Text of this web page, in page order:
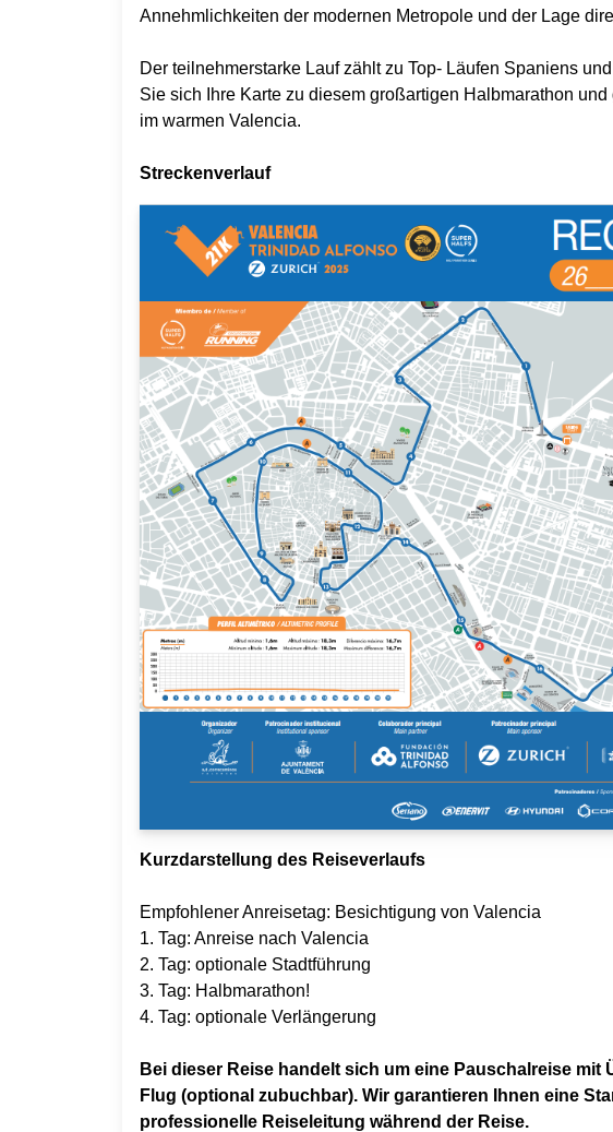
Annehmlichkeiten der modernen Metropole und der Lage
Der teilnehmerstarke Lauf zählt zu Top- Läufen Spaniens
Sie sich Ihre Karte zu diesem großartigen Halbmarathon
im warmen Valencia.
Streckenverlauf
Kurzdarstellung des Reiseverlaufs
Empfohlener Anreisetag: Besichtigung von Valencia
1. Tag: Anreise nach Valencia
2. Tag: optionale Stadtführung
3. Tag: Halbmarathon!
4. Tag: optionale Verlängerung
Bei dieser Reise handelt sich um eine Pauschalreise
Flug (optional zubuchbar). Wir garantieren Ihnen eine
professionelle Reiseleitung während der Reise.